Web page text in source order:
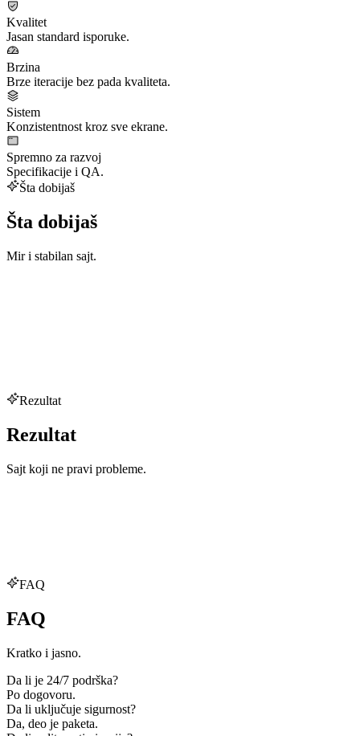
Kvalitet
Jasan standard isporuke.
Brzina
Brze iteracije bez pada kvaliteta.
Sistem
Konzistentnost kroz sve ekrane.
Spremno za razvoj
Specifikacije i QA.
Šta dobijaš
Šta dobijaš
Mir i stabilan sajt.
Rezultat
Rezultat
Sajt koji ne pravi probleme.
FAQ
FAQ
Kratko i jasno.
Da li je 24/7 podrška?
Po dogovoru.
Da li uključuje sigurnost?
Da, deo je paketa.